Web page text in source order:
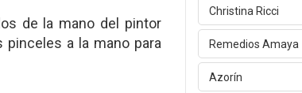
de la mano del pintor
pinceles a la mano para
Christina Ricci
Remedios Amaya
Azorín